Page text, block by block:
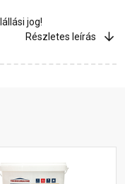
jog!
Részletes leírás